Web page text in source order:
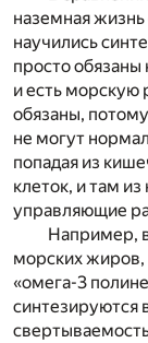
наземная
научились
просто
и есть
обязаны,
не могут
попадая из
клеток, и там
управляющие
Например,
морских
«омега-3
синтезируются